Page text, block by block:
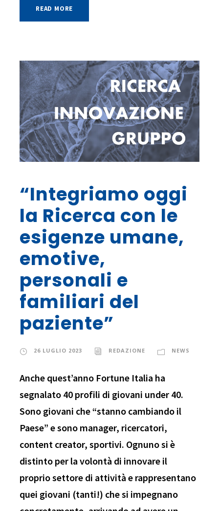
READ MORE
“Integriamo oggi
la Ricerca con le
esigenze umane,
emotive,
personali e
familiari del
paziente”
26 LUGLIO 2023 REDAZIONE NEWS
Anche quest’anno Fortune Italia ha
segnalato 40 profili di giovani under 40.
Sono giovani che “stanno cambiando il
Paese” e sono manager, ricercatori,
content creator, sportivi. Ognuno si è
distinto per la volontà di innovare il
proprio settore di attività e rappresentano
quei giovani (tanti!) che si impegnano